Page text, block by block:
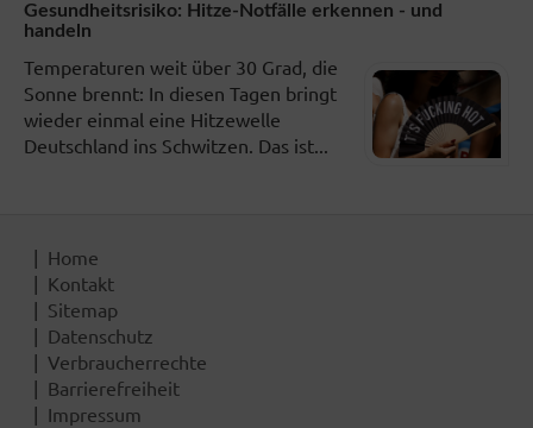
Gesundheitsrisiko: Hitze-Notfälle erkennen - und
handeln
Temperaturen weit über 30 Grad, die
Sonne brennt: In diesen Tagen bringt
wieder einmal eine Hitzewelle
Deutschland ins Schwitzen. Das ist...
Home
Kontakt
Sitemap
Datenschutz
Verbraucherrechte
Barrierefreiheit
Impressum